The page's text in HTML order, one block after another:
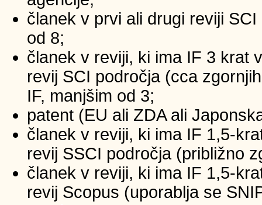
članek v prvi ali drugi reviji
od 8;
članek v reviji, ki ima IF 3 krat
revij SCI področja (cca
IF, manjšim od 3;
patent (EU ali ZDA ali
članek v reviji, ki ima IF 1,5-
revij SSCI področja (približno
članek v reviji, ki ima IF 1,5-
revij Scopus (uporablja se